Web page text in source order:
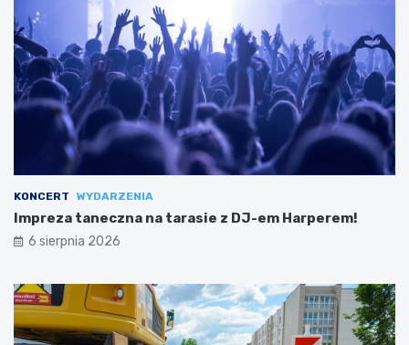
KONCERT WYDARZENIA
Impreza taneczna na tarasie z DJ-em Harperem!
6 sierpnia 2026